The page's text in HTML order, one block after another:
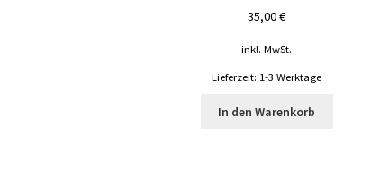
35,00€
inkl. MwSt.
Lieferzeit: 1-3 Werktage
In den Warenkorb